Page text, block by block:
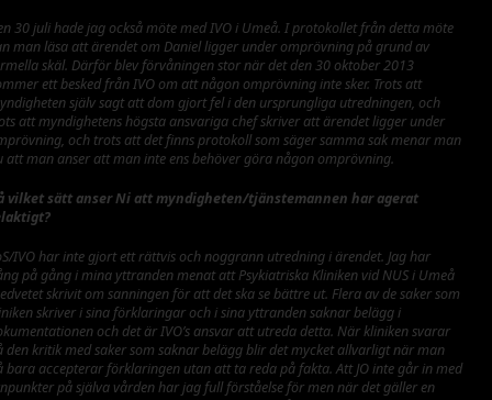
30 juli hade jag också möte med IVO i Umeå. I protokollet från detta möte
man läsa att ärendet om Daniel ligger under omprövning på grund av
skäl. Därför blev förvåningen stor när det den 30 oktober 2013
ett besked från IVO om att någon omprövning inte sker. Trots att
själv sagt att dom gjort fel i den ursprungliga utredningen, och
att myndighetens högsta ansvariga chef skriver att ärendet ligger under
och trots att det finns protokoll som säger samma sak menar man
att man anser att man inte ens behöver göra någon omprövning.
vilket sätt anser Ni att myndigheten/tjänstemannen har agerat
IVO har inte gjort ett rättvis och noggrann utredning i ärendet. Jag har
på gång i mina yttranden menat att Psykiatriska Kliniken vid NUS i Umeå
skrivit om sanningen för att det ska se bättre ut. Flera av de saker som
skriver i sina förklaringar och i sina yttranden saknar belägg i
och det är IVO’s ansvar att utreda detta. När kliniken svarar
den kritik med saker som saknar belägg blir det mycket allvarligt när man
bara accepterar förklaringen utan att ta reda på fakta. Att JO inte går in med
på själva vården har jag full förståelse för men när det gäller en